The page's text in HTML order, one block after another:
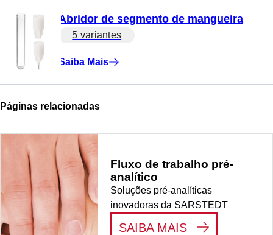
Abridor de segmento de mangueira
5 variantes
Saiba Mais
Páginas relacionadas
Fluxo de trabalho pré-
analítico
Soluções pré-analíticas
inovadoras da SARSTEDT
SAIBA MAIS: FLUXO DE